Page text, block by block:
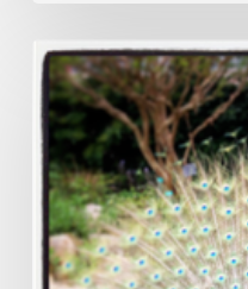
Mi
curso
de
francés
en
Ruan